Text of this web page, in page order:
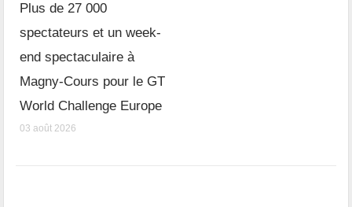
Plus de 27 000
spectateurs et un week-
end spectaculaire à
Magny-Cours pour le GT
World Challenge Europe
03 août 2026